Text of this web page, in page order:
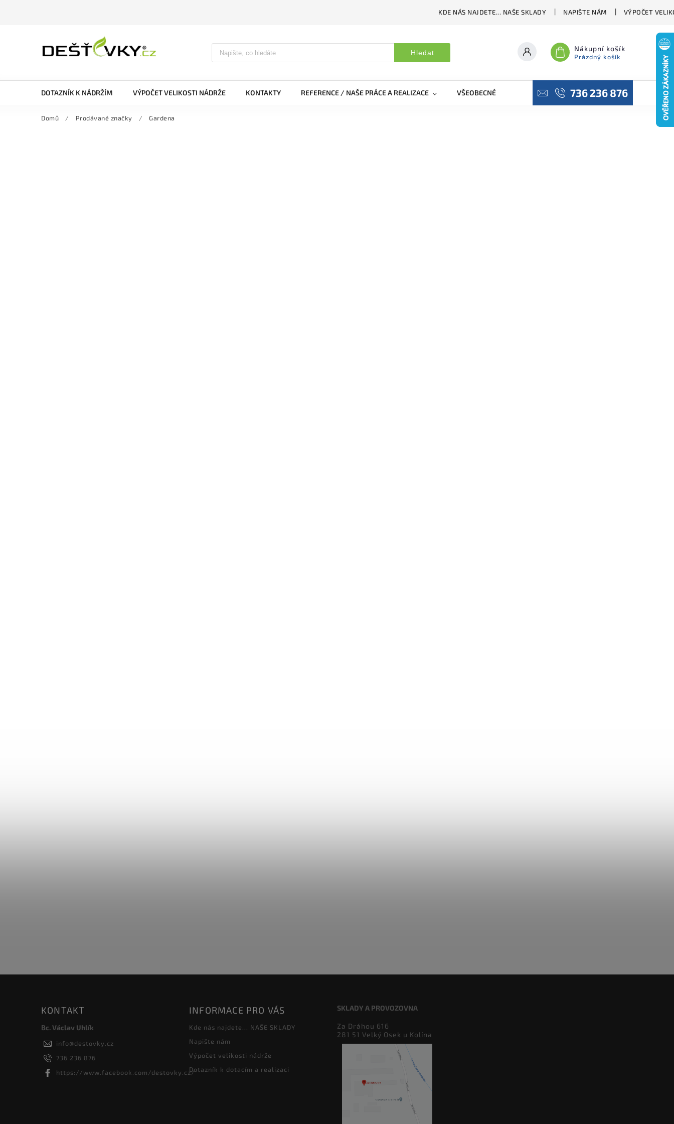
KDE NÁS NAJDETE... NAŠE SKLADY NAPIŠTE NÁM VÝPOČET
Hledat Nákupní košík
Prázdný košík
DOTAZNÍK K NÁDRŽÍM VÝPOČET VELIKOSTI NÁDRŽE KONTAKTY REFERENCE / NAŠE PRÁCE A REALIZACE VŠEOBECNÉ OBCHODNÍ PODMÍNKY PODMÍNKY OCHRANY
736 236 876
Domů / Prodávané značky / Gardena
KONTAKT
Bc. Václav Uhlík
info@destovky.cz
736 236 876
https://www.facebook.com/destovky.cz/
INFORMACE PRO VÁS
Kde nás najdete... NAŠE SKLADY
Napište nám
Výpočet velikosti nádrže
Dotazník k dotacím a realizaci
SKLADY A PROVOZOVNA
Za Dráhou 616
281 51 Velký Osek u Kolína